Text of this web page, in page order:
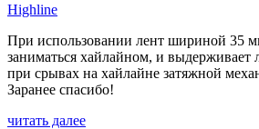
Highline
При использовании лент шириной 35
заниматься хайлайном, и выдерживает
при срывах на хайлайне затяжной
Заранее спасибо!
читать далее